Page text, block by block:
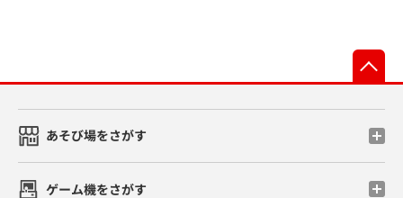
あそび場をさがす
ゲーム機をさがす